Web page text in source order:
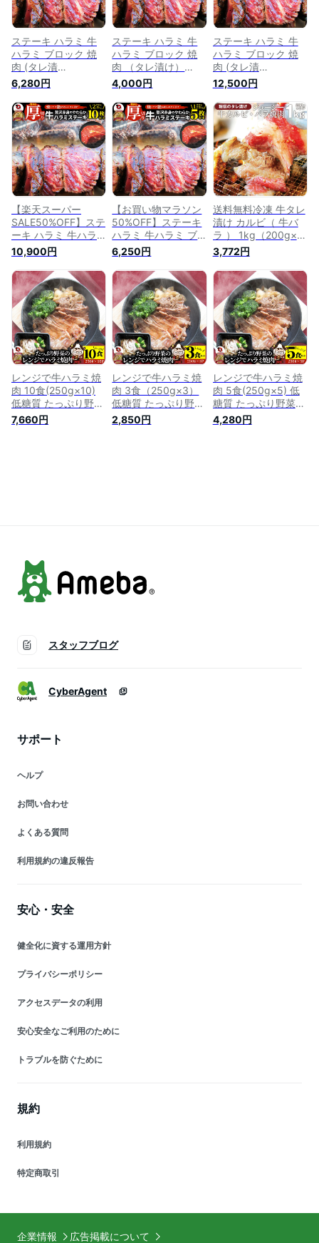
ステーキ ハラミ 牛
ハラミ ブロック 焼
肉 (タレ漬
け)500g(250g×2)
タレ 秘伝 焼肉セッ
ト 焼肉 ランキング1
位 やきにく ハラミ
赤身 はらみ 赤身肉
タンパク質 アウトド
ア お家焼肉 レジャ
ー 送料無料
6,280円
ステーキ ハラミ 牛
ハラミ ブロック 焼
肉 （タレ漬け）
750g（250g×3枚）
タレ 秘伝 焼肉セッ
ト 焼肉 ランキング1
位 やきにく ハラミ
赤身 はらみ 赤身肉
タンパク質 アウトド
ア お家焼肉 レジャ
ー 送料無料
4,000円
ステーキ ハラミ 牛
ハラミ ブロック 焼
肉 (タレ漬
け)1.25kg(250g×5
枚) タレ 秘伝 焼肉セ
ット 焼肉 ランキン
グ1位 やきにく ハラ
ミ 赤身 はらみ 赤身
肉 タンパク質 アウ
トドア お家焼肉 レ
ジャー 送料無料
12,500円
【楽天スーパー
SALE50%OFF】ステ
ーキ ハラミ 牛ハラ
ミ ブロック 焼肉 (タ
レ漬
け)2.5kg(250g×10
枚) タレ 秘伝 焼肉セ
ット 焼肉 ランキン
グ1位 やきにく ハラ
ミ 赤身 はらみ 赤身
肉 タンパク質 アウ
トドア お家焼肉 レ
ジャー 送料無料
10,900円
【お買い物マラソン
50%OFF】ステーキ
ハラミ 牛ハラミ ブ
ロック 焼肉 (タレ漬
け)1.25kg(250g×5
枚) タレ 秘伝 焼肉セ
ット 焼肉 ランキン
グ1位 やきにく ハラ
ミ 赤身 はらみ 赤身
肉 タンパク質 アウ
トドア お家焼肉 レ
ジャー 送料無料
6,250円
送料無料冷凍 牛タレ
漬け カルビ（ 牛バ
ラ ） 1kg（200g×5
袋） 焼肉用 お得 タ
レ 秘伝 焼肉セット
焼肉 ランキング1位
やきにく アウトドア
お家焼肉 レジャー
バーベキュー 肉 食
材 セット バーベキ
ューセット キャンプ
キャンプ飯
3,772円
レンジで牛ハラミ焼
肉 10食(250g×10)
低糖質 たっぷり野菜
のハラミ焼肉 やきに
く ハラミ タレ 赤身
7,660円
レンジで牛ハラミ焼
肉 3食（250g×3）
低糖質 たっぷり野菜
のハラミ焼肉 やきに
く ハラミ タレ 赤身
2,850円
レンジで牛ハラミ焼
肉 5食(250g×5) 低
糖質 たっぷり野菜の
ハラミ焼肉 やきにく
ハラミ タレ 赤身 は
4,280円
スタッフブログ
CyberAgent
サポート
ヘルプ
お問い合わせ
よくある質問
利用規約の違反報告
安心・安全
健全化に資する運用方針
プライバシーポリシー
アクセスデータの利用
安心安全なご利用のために
トラブルを防ぐために
規約
利用規約
特定商取引
企業情報 広告掲載について